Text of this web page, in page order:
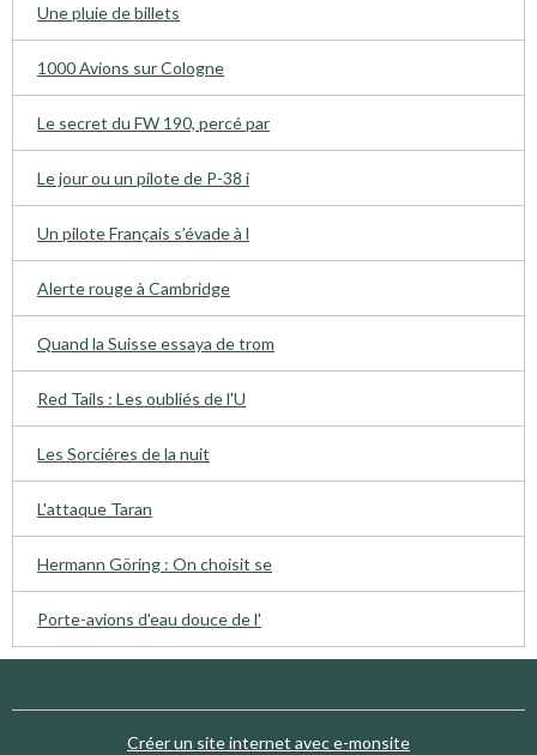
Une pluie de billets
1000 Avions sur Cologne
Le secret du FW 190, percé par
Le jour ou un pilote de P-38 i
Un pilote Français s’évade à l
Alerte rouge à Cambridge
Quand la Suisse essaya de trom
Red Tails : Les oubliés de l'U
Les Sorciéres de la nuit
L'attaque Taran
Hermann Göring : On choisit se
Porte-avions d'eau douce de l'
Créer un site internet avec e-monsite